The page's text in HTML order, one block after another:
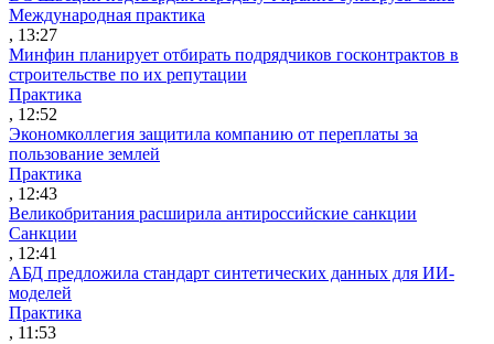
Международная практика
, 13:27
Минфин планирует отбирать подрядчиков госконтрактов в
строительстве по их репутации
Практика
, 12:52
Экономколлегия защитила компанию от переплаты за
пользование землей
Практика
, 12:43
Великобритания расширила антироссийские санкции
Санкции
, 12:41
АБД предложила стандарт синтетических данных для ИИ-
моделей
Практика
, 11:53